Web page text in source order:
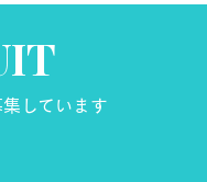
しています